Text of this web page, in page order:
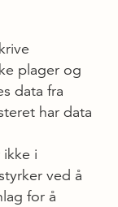
plager og
data fra
har data
i
ved å
for å